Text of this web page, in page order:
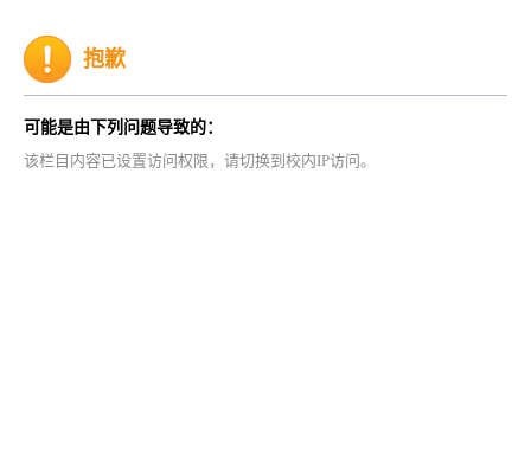
抱歉
可能是由下列问题导致的：
该栏目内容已设置访问权限，请切换到校内IP访问。